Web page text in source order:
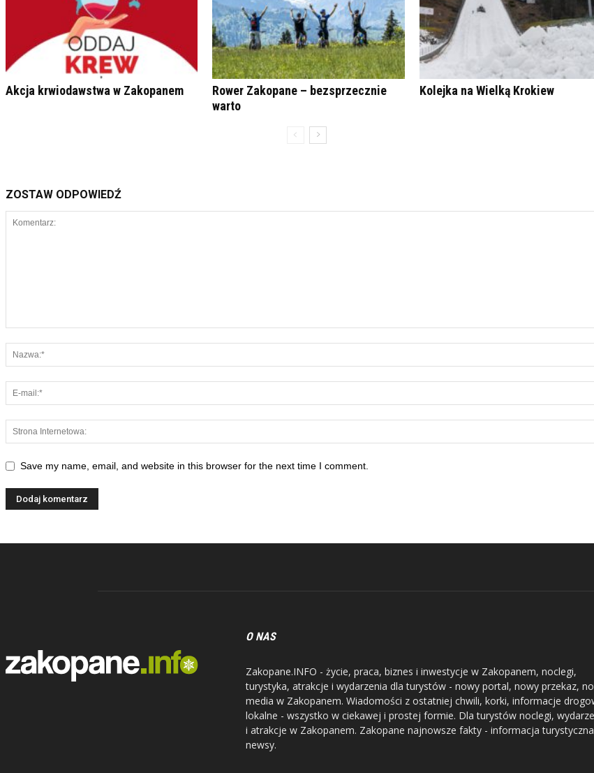
Akcja krwiodawstwa w Zakopanem
Rower Zakopane – bezsprzecznie
warto
Kolejka na Wielką Krokiew
ZOSTAW ODPOWIEDŹ
Save my name, email, and website in this browser for the next time I comment.
O NAS
Zakopane.INFO - życie, praca, biznes i inwestycje w Zakopanem, noclegi,
turystyka, atrakcje i wydarzenia dla turystów - nowy portal, nowy przekaz,
media w Zakopanem. Wiadomości z ostatniej chwili, korki, informacje
lokalne - wszystko w ciekawej i prostej formie. Dla turystów noclegi,
i atrakcje w Zakopanem. Zakopane najnowsze fakty - informacja
newsy.